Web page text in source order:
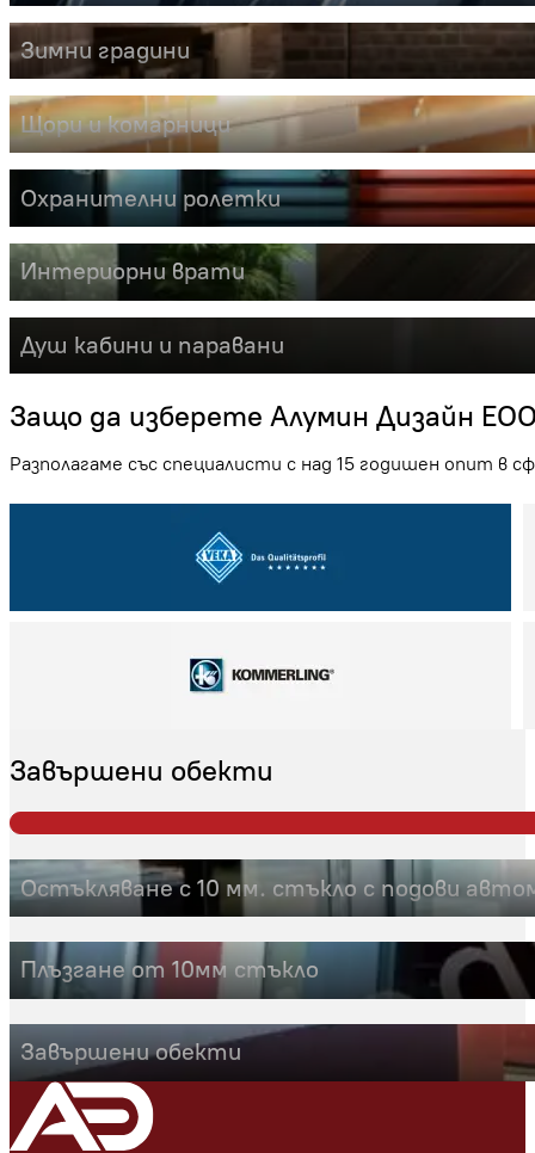
Зимни градини
Щори и комарници
Охранителни ролетки
Интериорни врати
Душ кабини и паравани
Защо да изберете Алумин Дизайн
Разполагаме със специалисти с над 15 годишен опит в
Завършени обекти
Остъкляване с 10 мм. стъкло с подови
Плъзгане от 10мм стъкло
Завършени обекти